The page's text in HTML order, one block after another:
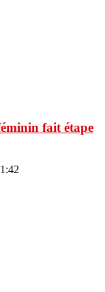
fait étape